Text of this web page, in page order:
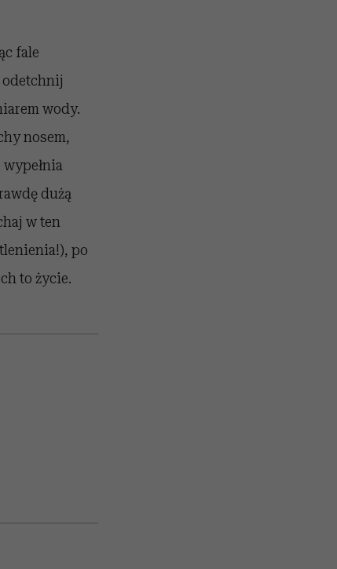
fale
odetchnij
wody.
nosem,
dużą
w ten
po
to życie.